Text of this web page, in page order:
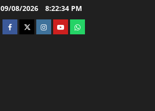
09/08/2026 8:22:35 PM
facebooktwitterinstagram.com
youtubewhatsapp